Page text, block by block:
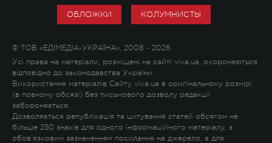
ОБЛОЖКИ КОЛУМНИСТЫ
© ТОВ «ЕДІМЕДІА-УКРАЇНА», 2008 - 2026
Усі права на матеріали, розміщені на сайті viva.ua, охороняються
відповідно до законодавства України.
Використання матеріалів Сайту viva.ua в оригінальному розмірі
(в повному обсязі) без письмового дозволу редакції
забороняється.
Дозволяється републікація та цитування статей обсягом не
більше 250 знаків для одного інформаційного матеріалу, з
обов'язковим зазначенням посилання на джерело, а для